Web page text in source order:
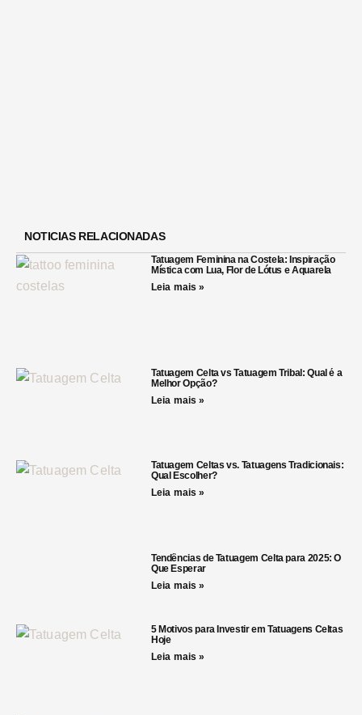
NOTICIAS RELACIONADAS
Tatuagem Feminina na Costela: Inspiração
Mística com Lua, Flor de Lótus e Aquarela
Leia mais »
Tatuagem Celta vs Tatuagem Tribal: Qual é a
Melhor Opção?
Leia mais »
Tatuagem Celtas vs. Tatuagens Tradicionais:
Qual Escolher?
Leia mais »
Tendências de Tatuagem Celta para 2025: O
Que Esperar
Leia mais »
5 Motivos para Investir em Tatuagens Celtas
Hoje
Leia mais »